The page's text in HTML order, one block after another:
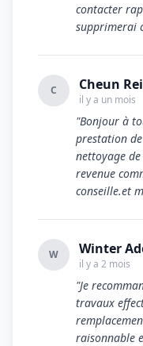
contacter
supprimerai
C Cheun
il y a un mois
"Bonjour à
prestation
nettoyage
revenue
conseille.et
W Winter
il y a 2 mois
"Je
travaux
raisonnable